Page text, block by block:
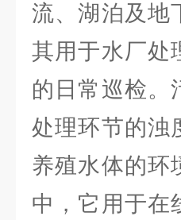
流、湖泊及地
其用于水厂处
的日常巡检。
处理环节的浊
养殖水体的环
中，它用于在